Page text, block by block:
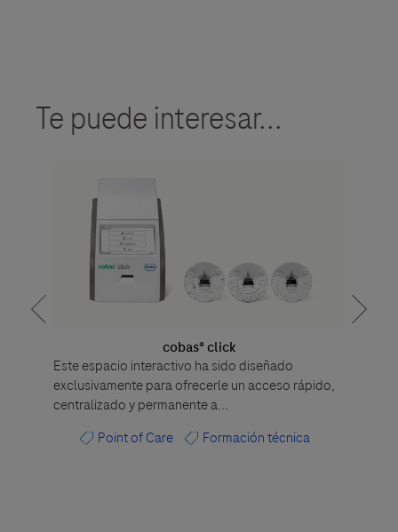
Te puede interesar...
cobas® click
Este espacio interactivo ha sido diseñado
exclusivamente para ofrecerle un acceso rápido,
centralizado y permanente a...
Point of Care
Formación técnica